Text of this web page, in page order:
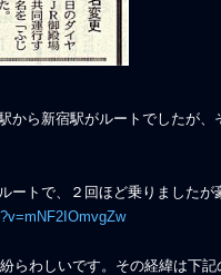
から新宿駅がルートでしたが、
ートで、２回ほど乗りましたが
らわしいです。その経緯は下